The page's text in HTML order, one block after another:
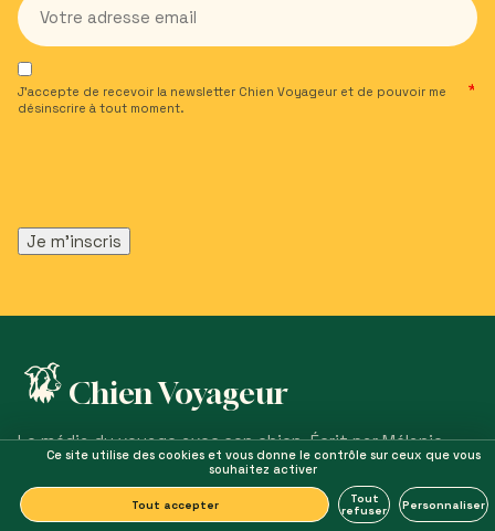
J’accepte de recevoir la newsletter Chien Voyageur et de pouvoir me
désinscrire à tout moment.
Chien Voyageur
Le média du voyage avec son chien. Écrit par Mélanie,
avec Maïdo à ses côtés, depuis 2018.
EXPLORER
Ce site utilise des cookies et vous donne le contrôle sur ceux que vous
souhaitez activer
Tout accepter
Tout
refuser
Personnaliser